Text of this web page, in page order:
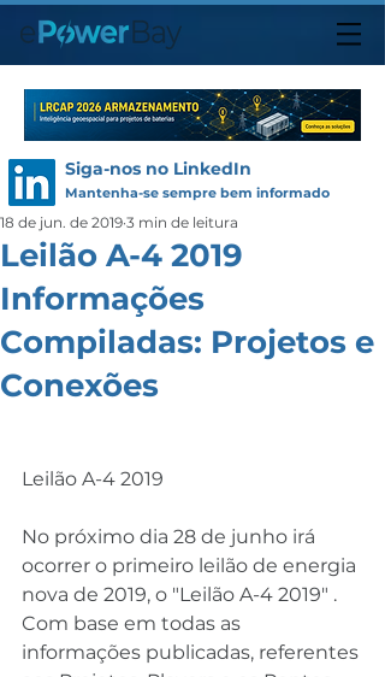
Siga-nos no LinkedIn
Mantenha-se sempre bem informado
Leilão A-4 2019
Informações
Compiladas: Projetos e
Conexões
18 de jun. de 2019 3 min de leitura
Leilão A-4 2019
No próximo dia 28 de junho irá
ocorrer o primeiro leilão de energia
nova de 2019, o "Leilão A-4 2019" .
Com base em todas as
informações publicadas, referentes